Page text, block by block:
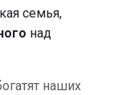
семья,
над
наших